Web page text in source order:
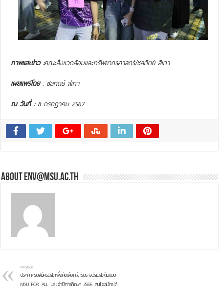
ภาพและข่าว :คณะสิ่งแวดล้อมและทรัพยากรศาสตร์/ชลทิตย์ สีเทา
เผยแพร่โดย: ชลทิตย์ สีเทา
ณ วันที่ :8 กรกฏาคม 2567
About env@msu.ac.th
Previous
ประกาศรับสมัครนิสิตเพื่อคัดเลือกเข้ารับรางวัลนิสิตต้นแบบ
MSU FOR ALL ประจำปีการศึกษา 2566 สนใจสมัครได้